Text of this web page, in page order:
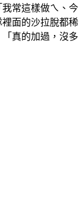
常這樣做ㄟ、今
面的沙拉脫都稀
真的加過，沒多